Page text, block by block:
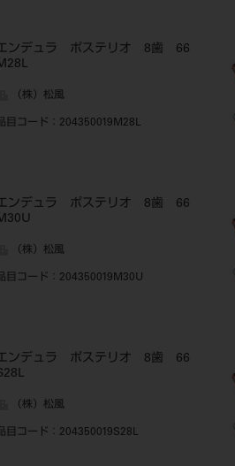
ンデュラ ポステリオ 8歯 66
（株）松風
目コード ：204350019M28L
ンデュラ ポステリオ 8歯 66
（株）松風
目コード ：204350019M30U
ンデュラ ポステリオ 8歯 66
（株）松風
目コード ：204350019S28L